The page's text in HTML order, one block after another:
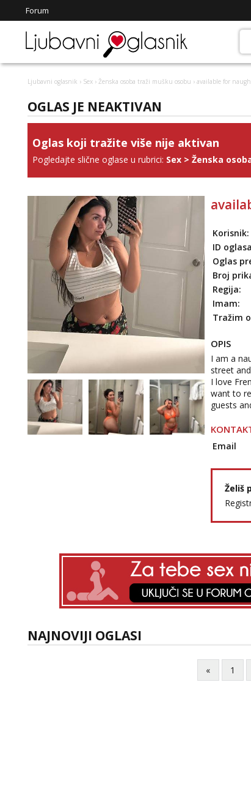
Forum
Ljubavni oglasnik › Sex › Ženska osoba traži mušku osobu › available for
OGLAS JE NEAKTIVAN
Oglas koji tražite više nije aktivan
Pogledajte slične oglase u rubrici: Sex > Ženska
Korisnik:
ID
Oglas
Broj
Regija:
Imam:
Tražim
OPIS
I am a
street
I love
want to
guests
Email
Želiš
NAJNOVIJI OGLASI
« 1